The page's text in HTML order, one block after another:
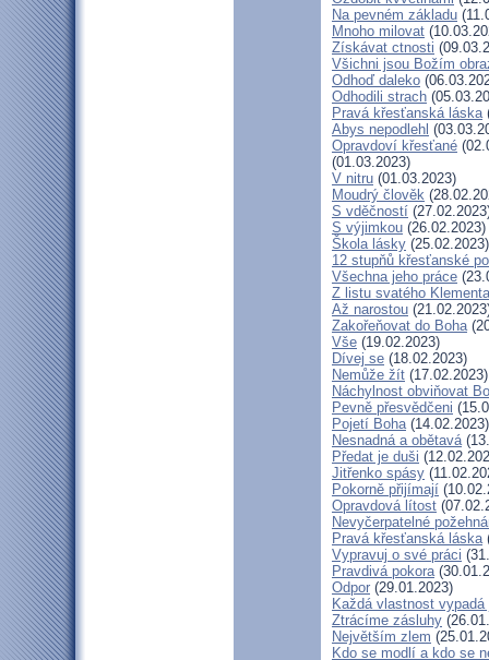
Na pevném základu
Mnoho milovat
Získávat ctnosti
Všichni jsou Božím
Odhoď daleko
Odhodili strach
Pravá křesťanská láska
Abys nepodlehl
Opravdoví křesťané
(01.03.2023)
V nitru (01.03.2023)
Moudrý člověk
S vděčností
S výjimkou (26.02.2023)
Škola lásky (25.02.2023)
12 stupňů křesťanské
Všechna jeho práce
Z listu svatého
Až narostou
Zakořeňovat do Boha
Vše (19.02.2023)
Dívej se (18.02.2023)
Nemůže žít (17.02.2023)
Náchylnost obviňovat
Pevně přesvědčeni
Pojetí Boha(14.02.2023)
Nesnadná a obětavá
Předat je duši
Jitřenko spásy
Pokorně přijímají
Opravdová lítost
Nevyčerpatelné
Pravá křesťanská láska
Vypravuj o své práci
Pravdivá pokora
Odpor (29.01.2023)
Každá vlastnost vypadá
Ztrácíme zásluhy
Největším zlem
Kdo se modlí a kdo se